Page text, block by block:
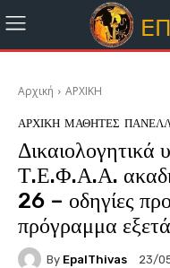
Αρχική ΑΡΧΙΚΗ
ΑΡΧΙΚΗ ΜΑΘΗΤΈΣ
Δικαιολογητικά
Τ.Ε.Φ.Α.Α.
26 – οδηγίες
πρόγραμμα
By EpalThivas 23/